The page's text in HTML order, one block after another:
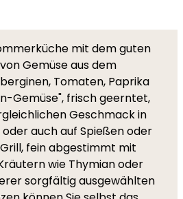
mit dem guten
Gemüse aus dem
Tomaten, Paprika
Gemüse", frisch geerntet,
Geschmack in
auch auf Spießen oder
fein abgestimmt mit
wie Thymian oder
sorgfältig ausgewählten